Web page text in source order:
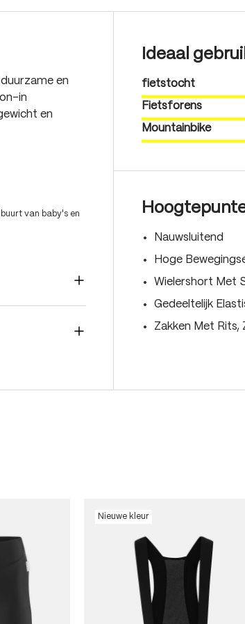
en
in
en
van baby's en
Ideaal
fietstocht
Fietsforens
Mountainbike
Nauwsluitend
Hoge
Wielershort Met
Gedeeltelijk
Zakken Met Rits,
Nieuwe kleur